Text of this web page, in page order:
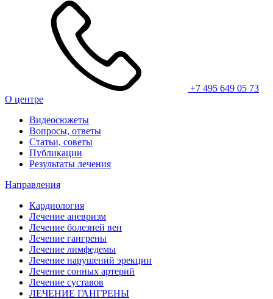
+7 495 649 05 73
О центре
Видеосюжеты
Вопросы, ответы
Статьи, советы
Публикации
Результаты лечения
Направления
Кардиология
Лечение аневризм
Лечение болезней вен
Лечение гангрены
Лечение лимфедемы
Лечение нарушений эрекции
Лечение сонных артерий
Лечение суставов
ЛЕЧЕНИЕ ГАНГРЕНЫ